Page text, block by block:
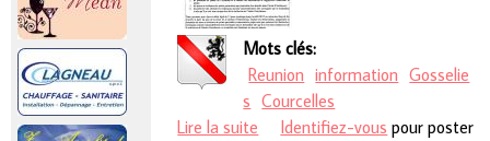
Mots clés:
Reunion information Gosselie
s Courcelles
Lire la suite de Reunion d'information à
Identifiez-vous pour poster
p
a